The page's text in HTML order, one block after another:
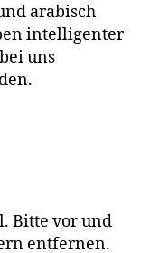
arabisch
intelligenter
uns
Bitte vor und
entfernen.